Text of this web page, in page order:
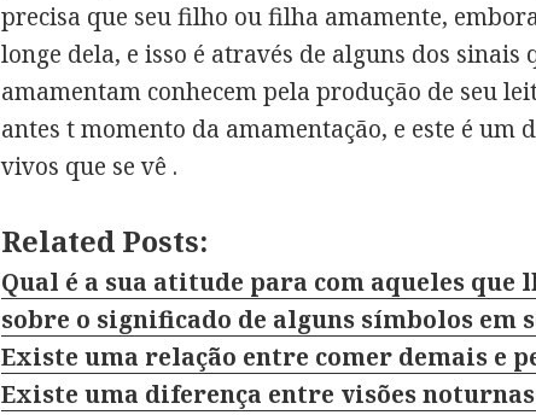
precisa que seu filho ou filha amamente,
longe dela, e isso é através de alguns dos sinais
amamentam conhecem pela produção de seu
antes t momento da amamentação, e este é um
vivos que se vê .
Related Posts:
Qual é a sua atitude para com aqueles que
sobre o significado de alguns símbolos em
Existe uma relação entre comer demais e
Existe uma diferença entre visões